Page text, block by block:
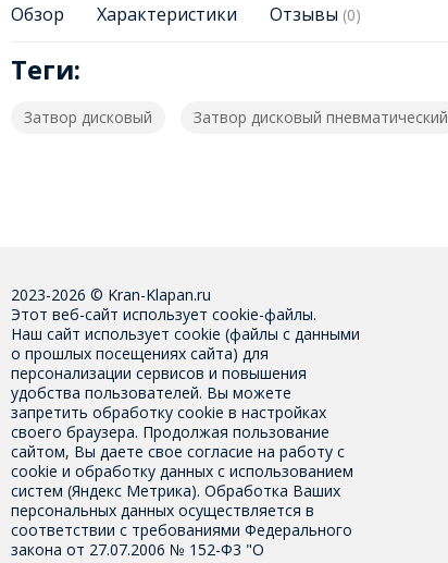
Обзор Характеристики Отзывы (0)
Теги:
Затвор дисковый Затвор дисковый пневматический
2023-2026 © Kran-Klapan.ru
Этот веб-сайт использует cookie-файлы.
Наш сайт использует cookie (файлы с данными
о прошлых посещениях сайта) для
персонализации сервисов и повышения
удобства пользователей. Вы можете
запретить обработку cookie в настройках
своего браузера. Продолжая пользование
сайтом, Вы даете свое согласие на работу с
cookie и обработку данных с использованием
систем (Яндекс Метрика). Обработка Ваших
персональных данных осуществляется в
соответствии с требованиями Федерального
закона от 27.07.2006 № 152-Ф3 "О